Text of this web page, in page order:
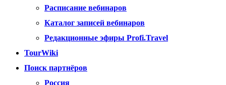
Расписание вебинаров
Каталог записей вебинаров
Редакционные эфиры Profi.Travel
TourWiki
Поиск партнёров
Россия